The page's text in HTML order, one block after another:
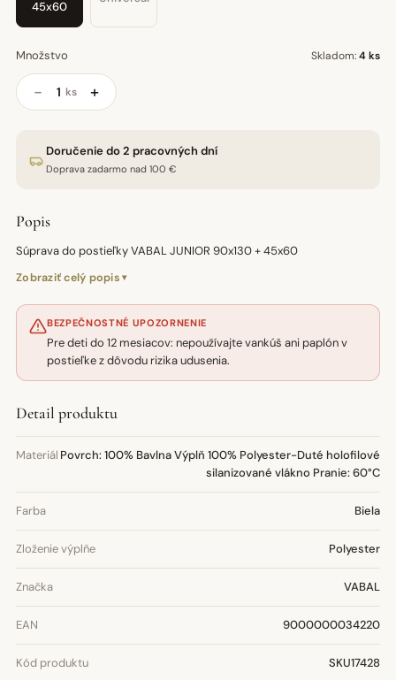
45x60
Množstvo Skladom:4 ks
− ks +
Doručenie do 2 pracovných dní
Doprava zadarmo nad 100 €
Popis
Súprava do postieľky VABAL JUNIOR 90x130 + 45x60
Zobraziť celý popis
BEZPEČNOSTNÉ UPOZORNENIE
Pre deti do 12 mesiacov: nepoužívajte vankúš ani paplón v
postieľke z dôvodu rizika udusenia.
Detail produktu
Materiál Povrch: 100% Bavlna Výplň 100% Polyester-Duté holofilové
silanizované vlákno Pranie: 60°C
Farba Biela
Zloženie výplňe Polyester
Značka VABAL
EAN 9000000034220
Kód produktu SKU17428